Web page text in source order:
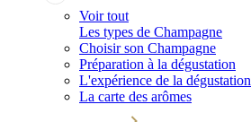
Voir tout
Les types de Champagne
Choisir son Champagne
Préparation à la dégustation
L'expérience de la dégustation
La carte des arômes